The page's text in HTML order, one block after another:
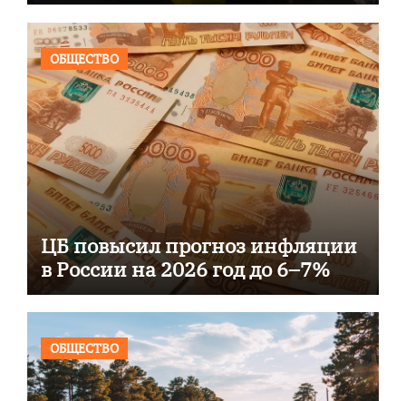
ОБЩЕСТВО
ЦБ повысил прогноз инфляции
в России на 2026 год до 6–7%
ОБЩЕСТВО